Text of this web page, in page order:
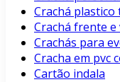
Crachá
Crachá frente e
Crachás para
Cracha em pvc
Cartão indala